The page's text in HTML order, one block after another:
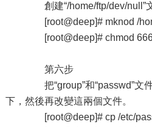
創建“/home/ftp/dev/null”文
[root@deep]# mknod /
[root@deep]# chmod 666 /
第六步
把“group”和“passwd”文件
下，然後再改變這兩個文件。
[root@deep]# cp /etc/